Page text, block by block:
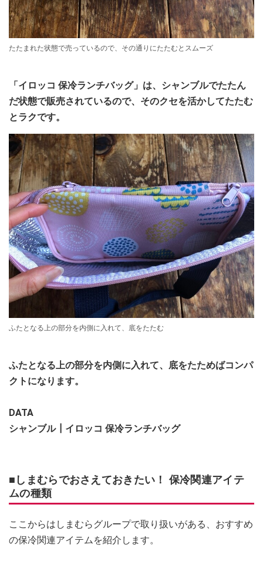
たたまれた状態で売っているので、その通りにたたむとスムーズ
「イロッコ 保冷ランチバッグ」は、シャンブルでたたん
だ状態で販売されているので、そのクセを活かしてたたむ
とラクです。
ふたとなる上の部分を内側に入れて、底をたたむ
ふたとなる上の部分を内側に入れて、底をたためばコンパ
クトになります。
DATA
シャンブル┃イロッコ 保冷ランチバッグ
■しまむらでおさえておきたい！ 保冷関連アイテ
ムの種類
ここからはしまむらグループで取り扱いがある、おすすめ
の保冷関連アイテムを紹介します。